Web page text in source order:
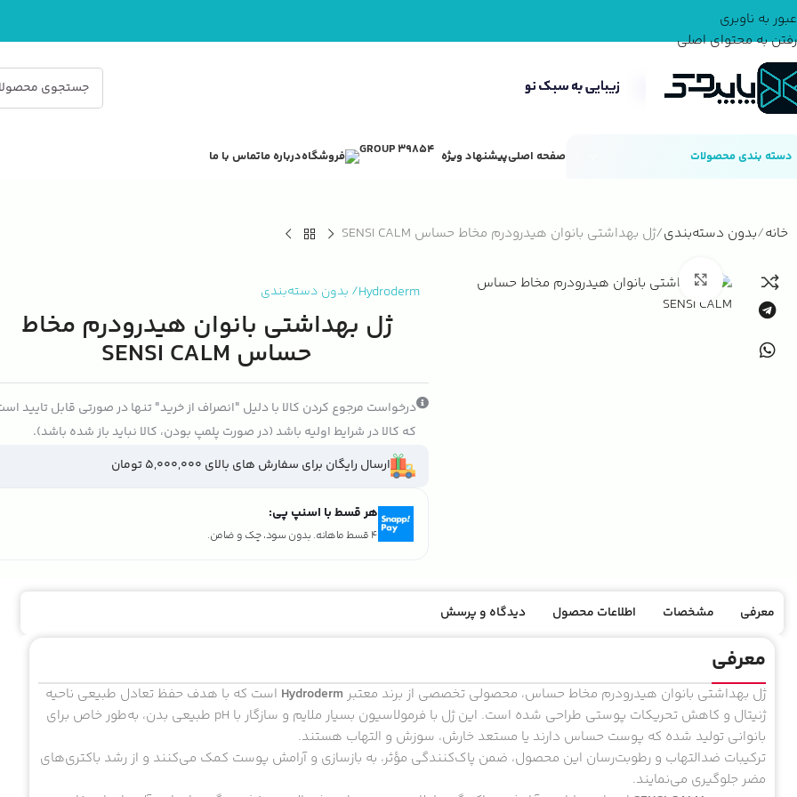
عبور به ناوبری
رفتن به محتوای اصلی
دسته بندی محصولات صفحه اصلیپیشنهاد ویژه فروشگاهدرباره ماتماس با ما
خانه بدون دسته‌بندی ژل بهداشتی بانوان هیدرودرم مخاط حساس SENSI CALM
بزرگنمایی تصویر
Hydroderm
/ بدون دسته‌بندی
ژل بهداشتی بانوان هیدرودرم مخاط
حساس SENSI CALM
درخواست مرجوع کردن کالا با دلیل "انصراف از خرید" تنها در صورتی قابل تایید
که کالا در شرایط اولیه باشد (در صورت پلمپ بودن، کالا نباید باز شده باشد).
ارسال رایگان برای سفارش های بالای 5,000,000 تومان
هر قسط با اسنپ پی:
4 قسط ماهانه. بدون سود، چک و ضامن.
معرفی مشخصات اطلاعات محصول دیدگاه و پرسش
معرفی
ژل بهداشتی بانوان هیدرودرم مخاط حساس، محصولی تخصصی از برند معتبر Hydroderm است که با هدف حفظ تعادل طبیعی ناحیه
ژنیتال و کاهش تحریکات پوستی طراحی شده است. این ژل با فرمولاسیون بسیار ملایم و سازگار با pH طبیعی بدن، به‌طور خاص برای
بانوانی تولید شده که پوست حساس دارند یا مستعد خارش، سوزش و التهاب هستند.
ترکیبات ضد‌التهاب و رطوبت‌رسان این محصول، ضمن پاک‌کنندگی مؤثر، به بازسازی و آرامش پوست کمک می‌کنند و از رشد باکتری‌های
مضر جلوگیری می‌نمایند.